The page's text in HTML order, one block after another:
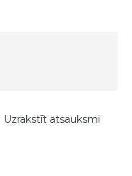
Uzrakstīt atsauksmi